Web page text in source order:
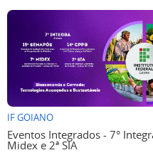
IF GOIANO
Eventos Integrados - 7°
Midex e 2ª SIA